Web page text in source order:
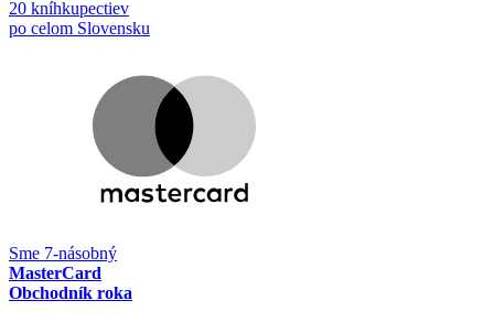
20 kníhkupectiev
po celom Slovensku
Sme 7-násobný
MasterCard
Obchodník roka